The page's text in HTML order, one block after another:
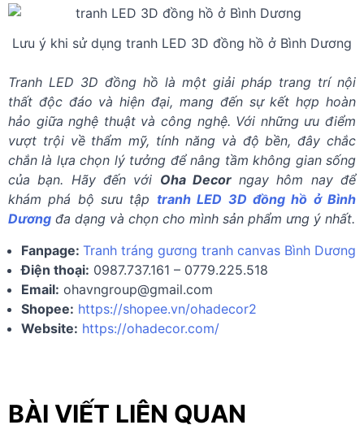
Tranh LED 3D đồng hồ là một giải pháp trang trí nội
thất độc đáo và hiện đại, mang đến sự kết hợp hoàn